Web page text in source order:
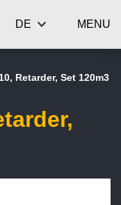
MENU
DE
Retarder, Set 120m3